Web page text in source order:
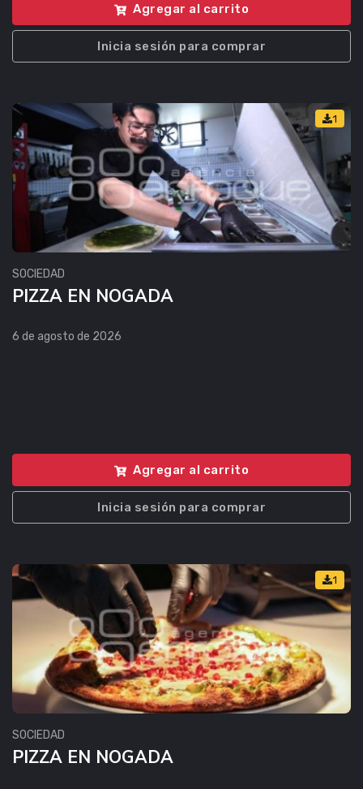
Agregar al carrito
Inicia sesión para comprar
1
SOCIEDAD
PIZZA EN NOGADA
6 de agosto de 2026
Agregar al carrito
Inicia sesión para comprar
1
SOCIEDAD
PIZZA EN NOGADA